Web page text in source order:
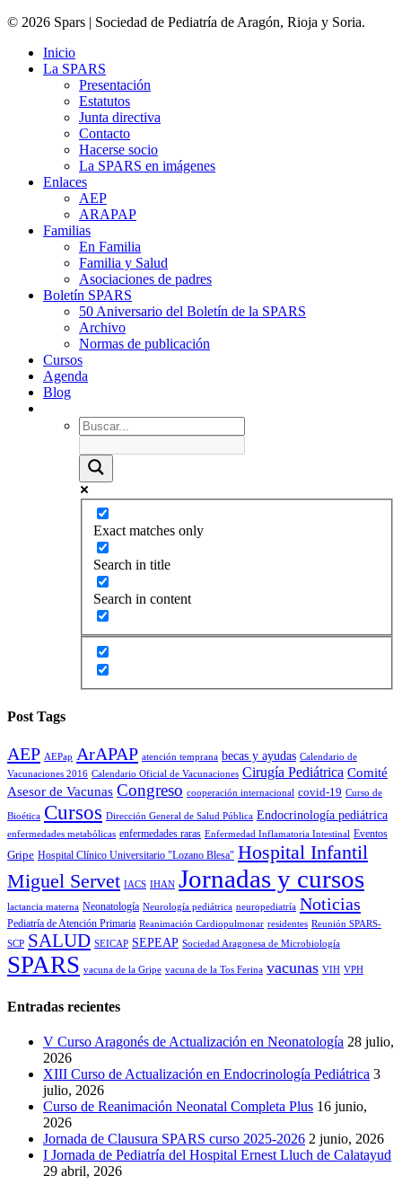
© 2026 Spars | Sociedad de Pediatría de Aragón, Rioja y Soria.
Inicio
La SPARS
Presentación
Estatutos
Junta directiva
Contacto
Hacerse socio
La SPARS en imágenes
Enlaces
AEP
ARAPAP
Familias
En Familia
Familia y Salud
Asociaciones de padres
Boletín SPARS
50 Aniversario del Boletín de la SPARS
Archivo
Normas de publicación
Cursos
Agenda
Blog
Exact matches only
Search in title
Search in content
Post Tags
AEP AEPap ArAPAP atención temprana becas y ayudas Calendario de
Vacunaciones 2016 Calendario Oficial de Vacunaciones Cirugía Pediátrica Comité
Asesor de Vacunas Congreso cooperación internacional covid-19 Curso de
Bioética Cursos Dirección General de Salud Pública Endocrinología pediátrica
enfermedades metabólicas enfermedades raras Enfermedad Inflamatoria Intestinal Eventos
Gripe Hospital Clínico Universitario "Lozano Blesa" Hospital Infantil
Miguel Servet IACS IHAN Jornadas y cursos
lactancia materna Neonatología Neurología pediátrica neuropediatría Noticias
Pediatría de Atención Primaria Reanimación Cardiopulmonar residentes Reunión SPARS-
SCP SALUD SEICAP SEPEAP Sociedad Aragonesa de Microbiología
SPARS vacuna de la Gripe vacuna de la Tos Ferina vacunas VIH VPH
Entradas recientes
V Curso Aragonés de Actualización en Neonatología 28 julio,
2026
XIII Curso de Actualización en Endocrinología Pediátrica 3
julio, 2026
Curso de Reanimación Neonatal Completa Plus 16 junio,
2026
Jornada de Clausura SPARS curso 2025-2026 2 junio, 2026
I Jornada de Pediatría del Hospital Ernest Lluch de Calatayud
29 abril, 2026